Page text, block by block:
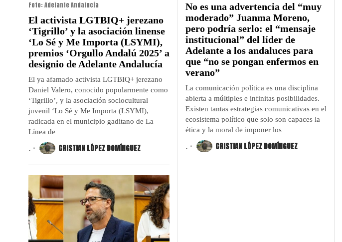
Foto: Adelante Andalucía
El activista LGTBIQ+ jerezano
‘Tigrillo’ y la asociación linense
‘Lo Sé y Me Importa (LSYMI),
premios ‘Orgullo Andalú 2025’ a
designio de Adelante Andalucía
El ya afamado activista LGTBIQ+ jerezano
Daniel Valero, conocido popularmente como
‘Tigrillo’, y la asociación sociocultural
juvenil ‘Lo Sé y Me Importa (LSYMI),
radicada en el municipio gaditano de La
Línea de
. CRISTIAN LÓPEZ DOMÍNGUEZ
No es una advertencia del “muy
moderado” Juanma Moreno,
pero podría serlo: el “mensaje
institucional” del líder de
Adelante a los andaluces para
que “no se pongan enfermos en
verano”
La comunicación política es una disciplina
abierta a múltiples e infinitas posibilidades.
Existen tantas estrategias comunicativas en el
ecosistema político que solo son capaces la
ética y la moral de imponer los
. CRISTIAN LÓPEZ DOMÍNGUEZ